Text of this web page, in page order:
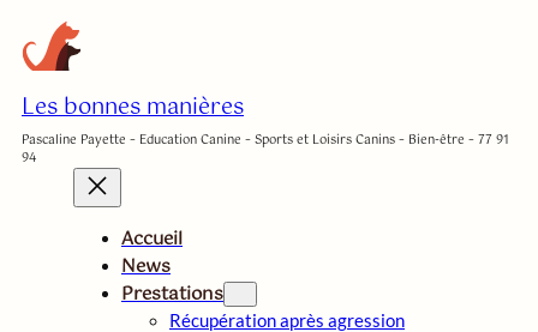
au
contenu
Les bonnes manières
Pascaline Payette – Education Canine – Sports et Loisirs Canins – Bien-être – 77 91
94
Accueil
News
Prestations
Récupération après agression